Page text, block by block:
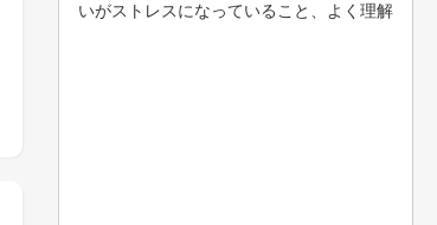
いがストレスになっていること、よく理解